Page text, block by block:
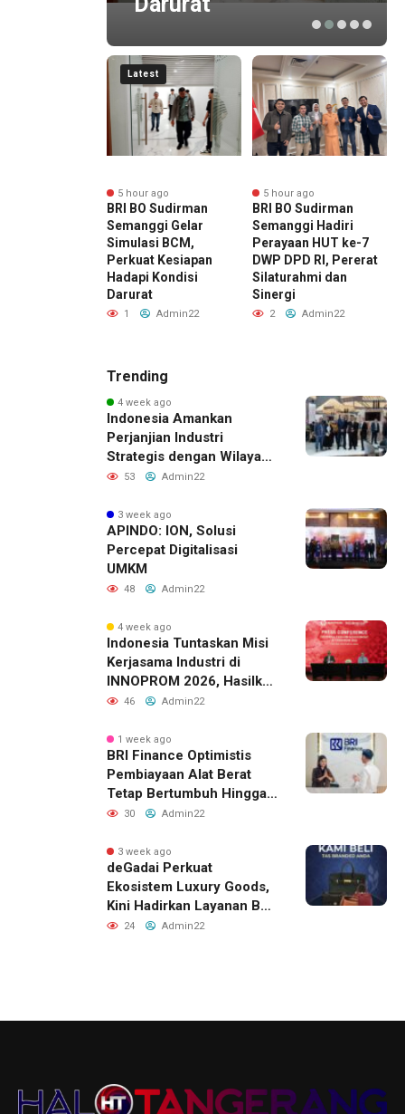
Latest
5 hour ago
BRI BO Sudirman
Semanggi Gelar
Simulasi BCM,
Perkuat Kesiapan
Hadapi Kondisi
Darurat
1 Admin22
5 hour ago
BRI BO Sudirman
Semanggi Hadiri
Perayaan HUT ke-7
DWP DPD RI, Pererat
Silaturahmi dan
Sinergi
2 Admin22
Trending
4 week ago
Indonesia Amankan
Perjanjian Industri
Strategis dengan Wilayah
Sverdlovsk, Rusia untuk
53 Admin22
3 week ago
APINDO: ION, Solusi
Percepat Digitalisasi
UMKM
48 Admin22
4 week ago
Indonesia Tuntaskan Misi
Kerjasama Industri di
INNOPROM 2026, Hasilkan
Belasan Kerja Sama
46 Admin22
1 week ago
BRI Finance Optimistis
Pembiayaan Alat Berat
Tetap Bertumbuh Hingga
Akhir 2026
30 Admin22
3 week ago
deGadai Perkuat
Ekosistem Luxury Goods,
Kini Hadirkan Layanan Beli
Tas, Titip Jual, dan Gadai
24 Admin22